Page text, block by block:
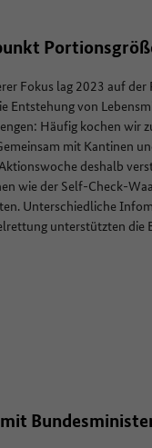
Fokus lag 2023 auf
Entstehung von
Häufig kochen wir
mit Kantinen
deshalb
wie der Self-Check-
Unterschiedliche
unterstützten die